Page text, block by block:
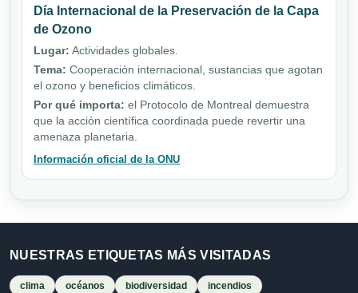
Día Internacional de la Preservación de la Capa
de Ozono
Lugar: Actividades globales.
Tema: Cooperación internacional, sustancias que agotan
el ozono y beneficios climáticos.
Por qué importa: el Protocolo de Montreal demuestra
que la acción científica coordinada puede revertir una
amenaza planetaria.
Información oficial de la ONU
NUESTRAS ETIQUETAS MÁS VISITADAS
clima océanos biodiversidad
incendios